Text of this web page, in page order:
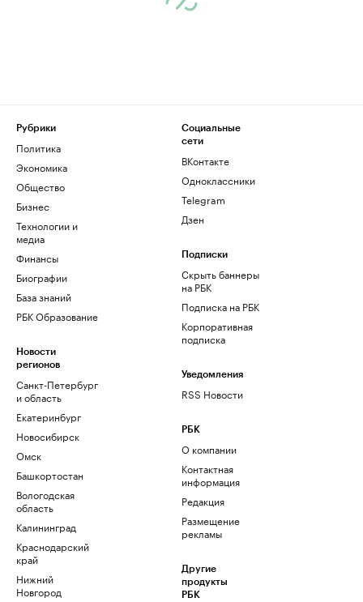
Рубрики
Политика
Экономика
Общество
Бизнес
Технологии и
медиа
Финансы
Биографии
База знаний
РБК Образование
Новости
регионов
Санкт-Петербург
и область
Екатеринбург
Новосибирск
Омск
Башкортостан
Вологодская
область
Калининград
Краснодарский
край
Нижний
Новгород
Социальные
сети
ВКонтакте
Одноклассники
Telegram
Дзен
Подписки
Скрыть баннеры
на РБК
Подписка на РБК
Корпоративная
подписка
Уведомления
RSS Новости
РБК
О компании
Контактная
информация
Редакция
Размещение
рекламы
Другие
продукты
РБК